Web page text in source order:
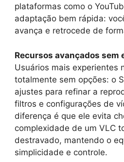
plataformas como o
adaptação bem rápida:
avança e retrocede de
Recursos avançados sem
Usuários mais experientes
totalmente sem opções: o
ajustes para refinar a
filtros e configurações de
diferença é que ele evita
complexidade de um VLC
destravado, mantendo o
simplicidade e controle.